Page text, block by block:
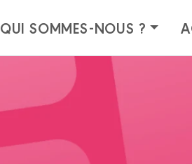
QUI SOMMES-NOUS ?